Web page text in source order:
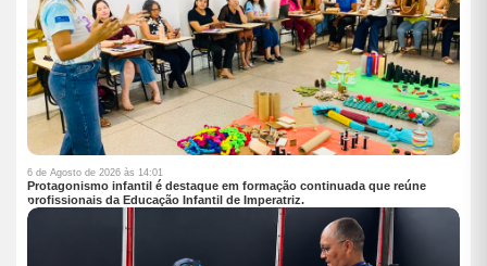
6 de Agosto de 2026 às 14:01
Protagonismo infantil é destaque em formação continuada que reúne
profissionais da Educação Infantil de Imperatriz.